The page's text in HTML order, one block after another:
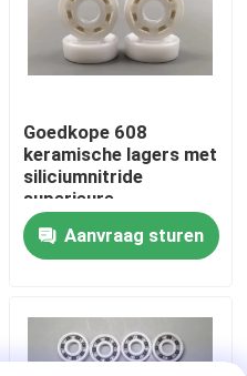
Goedkope 608
keramische lagers met
siliciumnitride
superieure
gegarandeerd
Aanvraag sturen